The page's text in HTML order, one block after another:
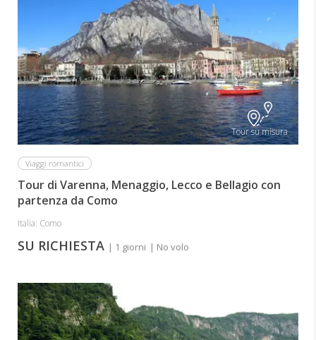
Tour su misura
Viaggi romantici
Tour di Varenna, Menaggio, Lecco e Bellagio con
partenza da Como
Italia: Como
SU RICHIESTA | 1 giorni | No volo